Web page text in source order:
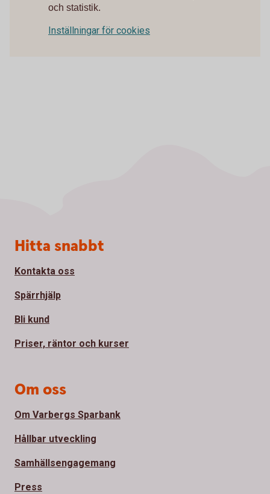
och statistik.
Inställningar för cookies
Sidfot
Hitta snabbt
Kontakta oss
Spärrhjälp
Bli kund
Priser, räntor och kurser
Om oss
Om Varbergs Sparbank
Hållbar utveckling
Samhällsengagemang
Press